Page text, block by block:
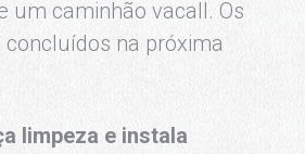
um caminhão vacall. Os
na próxima
limpeza e instala